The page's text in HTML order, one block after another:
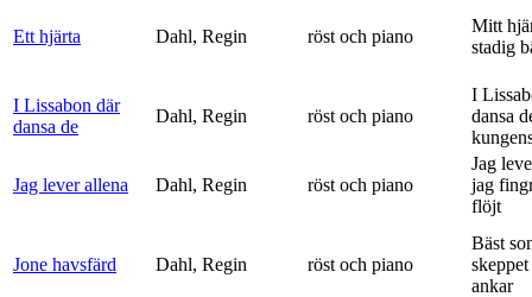
Ett hjärta Dahl, Regin röst och piano
Mitt
stadig
I Lissabon där
dansa de
Dahl, Regin röst och piano
I
dansa
Jag lever allena Dahl, Regin röst och piano
Jag
jag
flöjt
Jone havsfärd Dahl, Regin röst och piano
Bäst
ankar